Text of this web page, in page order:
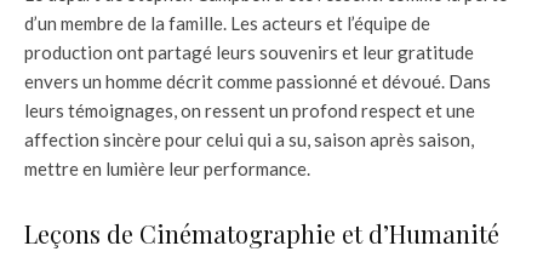
d’un membre de la famille. Les acteurs et l’équipe de
production ont partagé leurs souvenirs et leur gratitude
envers un homme décrit comme passionné et dévoué. Dans
leurs témoignages, on ressent un profond respect et une
affection sincère pour celui qui a su, saison après saison,
mettre en lumière leur performance.
Leçons de Cinématographie et d’Humanité